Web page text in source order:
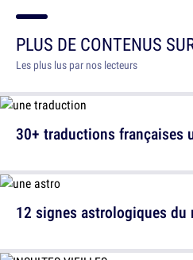
PLUS DE CONTENUS
Les plus lus par nos lecteurs
30+ traductions françaises
12 signes astrologiques du